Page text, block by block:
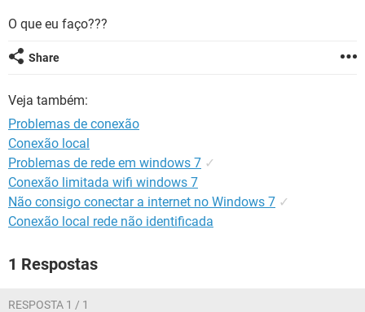
O que eu faço???
Share
Veja também:
Problemas de conexão
Conexão local
Problemas de rede em windows 7 ✓
Conexão limitada wifi windows 7
Não consigo conectar a internet no Windows 7 ✓
Conexão local rede não identificada
1 Respostas
RESPOSTA 1 / 1